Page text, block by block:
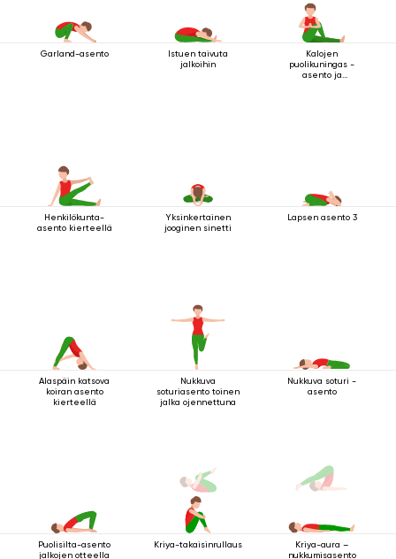
Garland-asento
Istuen taivuta
jalkoihin
Kalojen
puolikuningas -
asento ja
Henkilökunta-
asento kierteellä
Yksinkertainen
jooginen sinetti
Lapsen asento 3
Alaspäin katsova
koiran asento
kierteellä
Nukkuva
soturiasento toinen
jalka ojennettuna
Nukkuva soturi -
asento
Puolisilta-asento
jalkojen otteella
Kriya-takaisinrullaus
Kriya-aura –
nukkumisasento